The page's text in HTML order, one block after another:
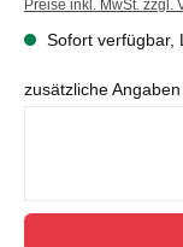
Preise inkl. MwSt. zzgl.
Sofort verfügbar,
zusätzliche Angaben